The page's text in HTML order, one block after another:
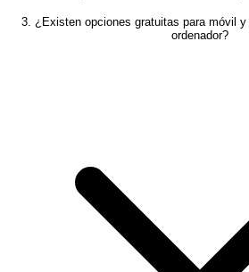
3. ¿Existen opciones gratuitas para móvil y
ordenador?